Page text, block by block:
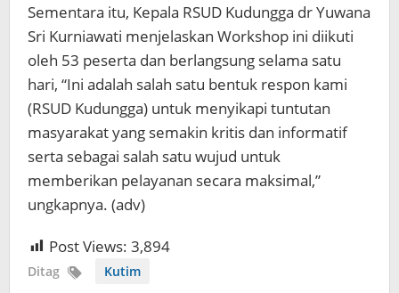
Sementara itu, Kepala RSUD Kudungga dr Yuwana
Sri Kurniawati menjelaskan Workshop ini diikuti
oleh 53 peserta dan berlangsung selama satu
hari, “Ini adalah salah satu bentuk respon kami
(RSUD Kudungga) untuk menyikapi tuntutan
masyarakat yang semakin kritis dan informatif
serta sebagai salah satu wujud untuk
memberikan pelayanan secara maksimal,”
ungkapnya. (adv)
Post Views: 3,894
Ditag Kutim